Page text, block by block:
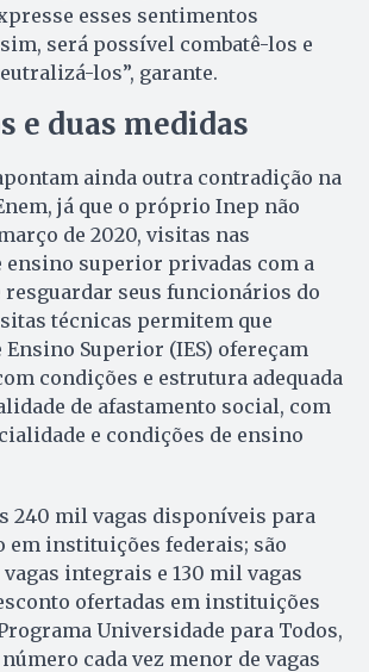
esses sentimentos
será possível combatê-los e
los”, garante.
e duas medidas
ainda outra contradição na
já que o próprio Inep não
de 2020, visitas nas
superior privadas com a
seus funcionários do
técnicas permitem que
Superior (IES) ofereçam
condições e estrutura adequada
de afastamento social, com
e condições de ensino
240 mil vagas disponíveis para
em instituições federais; são
vagas integrais e 130 mil vagas
ofertadas em instituições
Universidade para Todos,
cada vez menor de vagas